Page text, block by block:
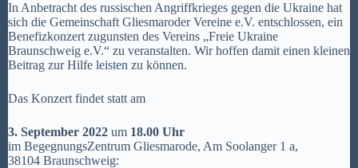
In Anbetracht des russischen Angriffkrieges gegen die Ukraine hat
sich die Gemeinschaft Gliesmaroder Vereine e.V. entschlossen, ein
Benefizkonzert zugunsten des Vereins „Freie Ukraine
Braunschweig e.V.“ zu veranstalten. Wir hoffen damit einen kleinen
Beitrag zur Hilfe leisten zu können.
Das Konzert findet statt am
3. September 2022 um 18.00 Uhr
im BegegnungsZentrum Gliesmarode, Am Soolanger 1 a,
38104 Braunschweig: